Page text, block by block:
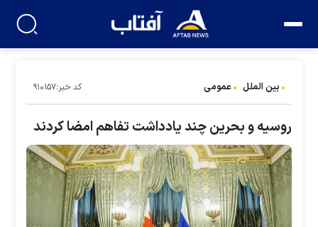
بین الملل عمومی کد خبر:۹۱۰۱۵۷
روسیه و بحرین چند یادداشت تفاهم امضا کردند